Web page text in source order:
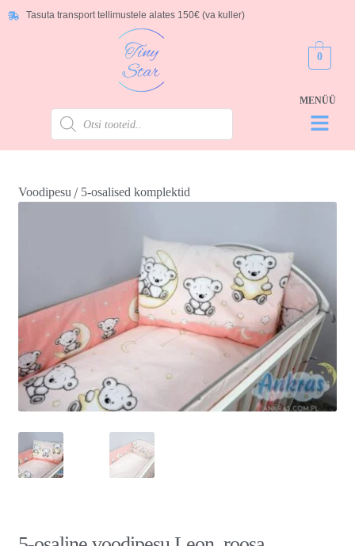
Tasuta transport tellimustele alates 150€ (va kuller)
0
Voodipesu/ 5-osalised komplektid